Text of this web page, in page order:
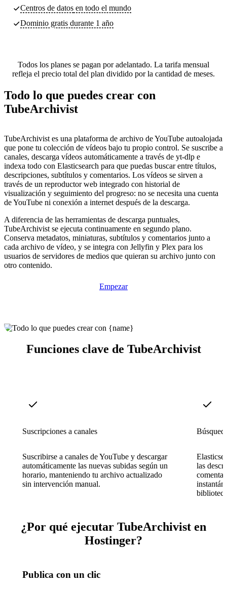
Centros de datos en todo el mundo
Dominio gratis durante 1 año
Todos los planes se pagan por adelantado. La tarifa mensual
refleja el precio total del plan dividido por la cantidad de meses.
Todo lo que puedes crear con
TubeArchivist
TubeArchivist es una plataforma de archivo de YouTube autoalojada
que pone tu colección de vídeos bajo tu propio control. Se suscribe a
canales, descarga vídeos automáticamente a través de yt-dlp e
indexa todo con Elasticsearch para que puedas buscar entre títulos,
descripciones, subtítulos y comentarios. Los vídeos se sirven a
través de un reproductor web integrado con historial de
visualización y seguimiento del progreso: no se necesita una cuenta
de YouTube ni conexión a internet después de la descarga.
A diferencia de las herramientas de descarga puntuales,
TubeArchivist se ejecuta continuamente en segundo plano.
Conserva metadatos, miniaturas, subtítulos y comentarios junto a
cada archivo de vídeo, y se integra con Jellyfin y Plex para los
usuarios de servidores de medios que quieran su archivo junto con
otro contenido.
Empezar
Funciones clave de TubeArchivist
Suscripciones a canales
Suscribirse a canales de YouTube y descargar
automáticamente las nuevas subidas según un
horario, manteniendo tu archivo actualizado
sin intervención manual.
las
¿Por qué ejecutar TubeArchivist en
Hostinger?
Publica con un clic